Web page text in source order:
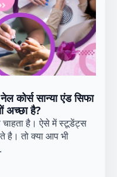
कोर्स सान्या एंड सिफा
अच्छा है?
है। ऐसे में स्टूडेंट्स
है। तो क्या आप भी